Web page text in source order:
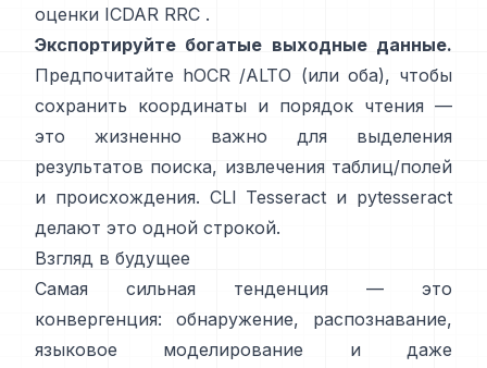
оценки ICDAR RRC .
Экспортируйте богатые выходные данные.
Предпочитайте hOCR /ALTO (или оба), чтобы
сохранить координаты и порядок чтения —
это жизненно важно для выделения
результатов поиска, извлечения таблиц/полей
и происхождения. CLI Tesseract и pytesseract
делают это одной строкой.
Взгляд в будущее
Самая сильная тенденция — это
конвергенция: обнаружение, распознавание,
языковое моделирование и даже